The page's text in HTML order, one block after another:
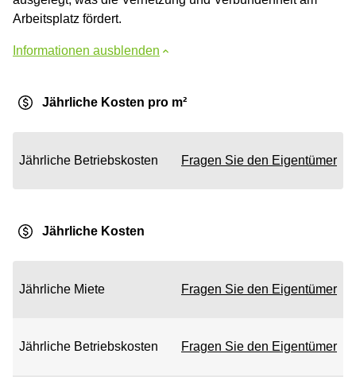
Arbeitsplatz fördert.
Informationen ausblenden
Jährliche Kosten pro m²
Jährliche Betriebskosten Fragen Sie den Eigentümer
Jährliche Kosten
Jährliche Miete Fragen Sie den Eigentümer
Jährliche Betriebskosten Fragen Sie den Eigentümer